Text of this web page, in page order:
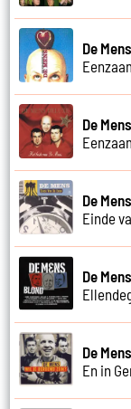
De Mens
De Mens
De Mens
Einde
De Mens
De Mens
En in